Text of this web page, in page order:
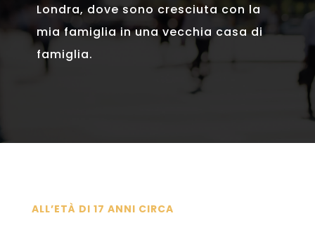
Londra, dove sono cresciuta con la
mia famiglia in una vecchia casa di
famiglia.
ALL’ETÀ DI 17 ANNI CIRCA